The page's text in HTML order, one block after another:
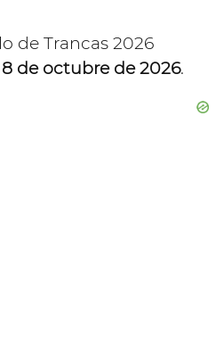
de Trancas 2026
8 de octubre de 2026.